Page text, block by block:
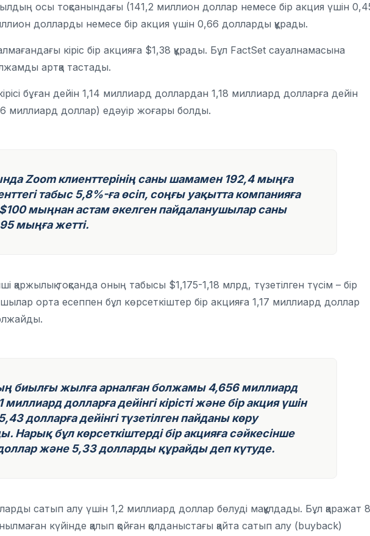
осы тоқсанындағы (141,2 миллион доллар немесе бір акция үшін
долларды немесе бір акция үшін 0,66 долларды құрады.
кіріс бір акцияға $1,38 құрады. Бұл FactSet сауалнамасына
артқа тастады.
бұған дейін 1,14 миллиард доллардан 1,18 миллиард долларға дейін
миллиард доллар) едәуір жоғары болды.
Zoom клиенттерінің саны шамамен 192,4 мыңға
табыс 5,8%-ға өсіп, соңғы уақытта компанияға
$100 мыңнан астам әкелген пайдаланушылар саны
мыңға жетті.
тоқсанда оның табысы $1,175-1,18 млрд, түзетілген түсім – бір
орта есеппен бұл көрсеткіштер бір акцияға 1,17 миллиард доллар
жылға арналған болжамы 4,656 миллиард
долларға дейінгі кірісті және бір акция үшін
долларға дейінгі түзетілген пайданы көру
Нарық бұл көрсеткіштерді бір акцияға сәйкесінше
және 5,33 долларды құрайды деп күтуде.
сатып алу үшін 1,2 миллиард доллар бөлуді мақұлдады. Бұл қаражат
күйінде қалып қойған қолданыстағы қайта сатып алу (buyback)